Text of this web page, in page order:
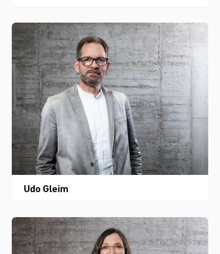
Udo Gleim